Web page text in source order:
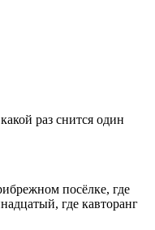
раз снится один
посёлке, где
где кавторанг